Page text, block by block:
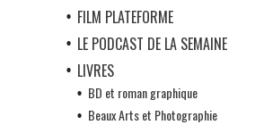
FILM PLATEFORME
LE PODCAST DE LA SEMAINE
LIVRES
BD et roman graphique
Beaux Arts et Photographie